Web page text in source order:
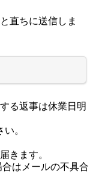
直ちに送信しま
る返事は休業日明
。
きます。
はメールの不具合